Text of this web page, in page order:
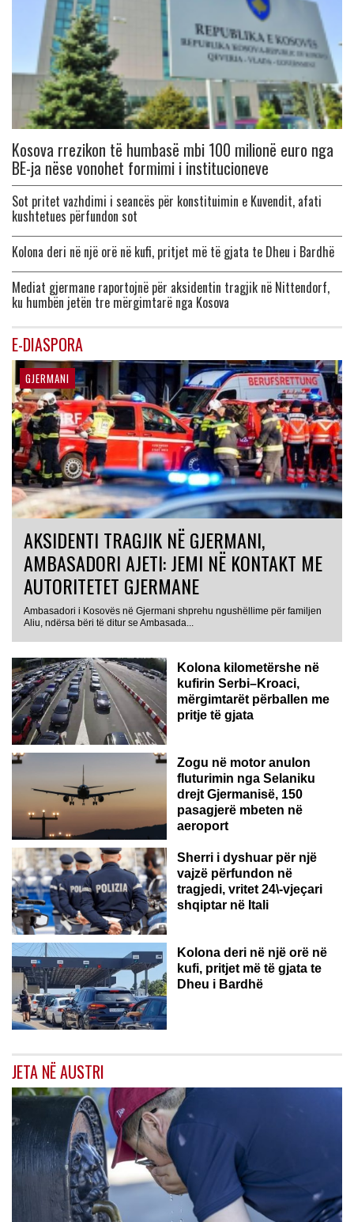
Kosova rrezikon të humbasë mbi 100 milionë euro nga
BE-ja nëse vonohet formimi i institucioneve
Sot pritet vazhdimi i seancës për konstituimin e Kuvendit, afati
kushtetues përfundon sot
Kolona deri në një orë në kufi, pritjet më të gjata te Dheu i Bardhë
Mediat gjermane raportojnë për aksidentin tragjik në Nittendorf,
ku humbën jetën tre mërgimtarë nga Kosova
E-DIASPORA
GJERMANI
AKSIDENTI TRAGJIK NË GJERMANI,
AMBASADORI AJETI: JEMI NË KONTAKT ME
AUTORITETET GJERMANE
Ambasadori i Kosovës në Gjermani shprehu ngushëllime për familjen
Aliu, ndërsa bëri të ditur se Ambasada...
Kolona kilometërshe në
kufirin Serbi–Kroaci,
mërgimtarët përballen me
pritje të gjata
Zogu në motor anulon
fluturimin nga Selaniku
drejt Gjermanisë, 150
pasagjerë mbeten në
aeroport
ITALI
Sherri i dyshuar për një
vajzë përfundon në
tragjedi, vritet 24\-vjeçari
shqiptar në Itali
Kolona deri në një orë në
kufi, pritjet më të gjata te
Dheu i Bardhë
JETA NË AUSTRI